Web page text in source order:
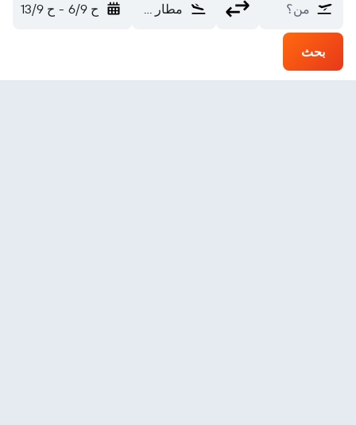
من؟ مطار وبون راتشاثاني (UBP) ح 6/9 - ح 13/9
بحث